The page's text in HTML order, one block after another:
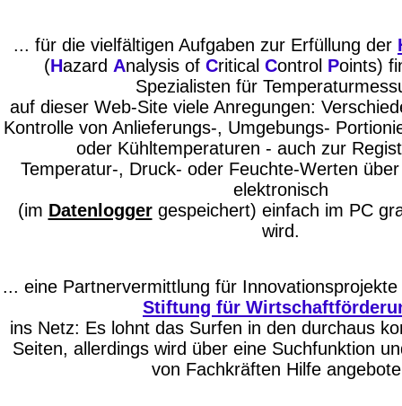
... für die vielfältigen Aufgaben zur Erfüllung der
(Hazard Analysis of Critical Control Points)
Spezialisten für
auf dieser Web-Site viele Anregungen:
Kontrolle von Anlieferungs-, Umgebungs-
oder Kühltemperaturen - auch zur
Temperatur-, Druck- oder Feuchte-Werten
elektronisch
(im Datenloggergespeichert) einfach im PC
wird.
... eine Partnervermittlung für Innovationsprojekte
Stiftung für
ins Netz: Es lohnt das Surfen in den durchaus
Seiten, allerdings wird über eine Suchfunktion
von Fachkräften Hilfe